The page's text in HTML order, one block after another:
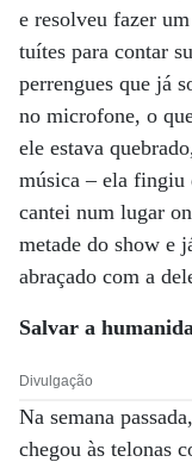
e resolveu fazer
tuítes para contar
perrengues que já
no microfone, o
ele estava
música – ela fingiu
cantei num lugar
metade do show e
abraçado com a
Salvar a
Divulgação
Na semana
chegou às telonas